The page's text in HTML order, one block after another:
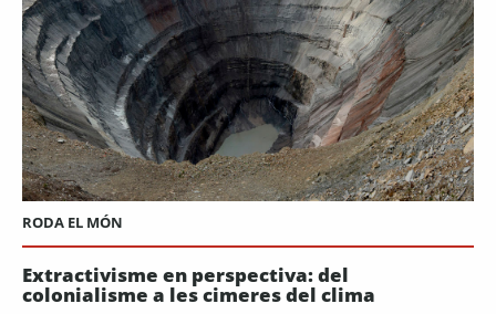
RODA EL MÓN
Extractivisme en perspectiva: del
colonialisme a les cimeres del clima